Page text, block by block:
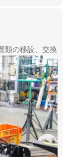
の移設、交換